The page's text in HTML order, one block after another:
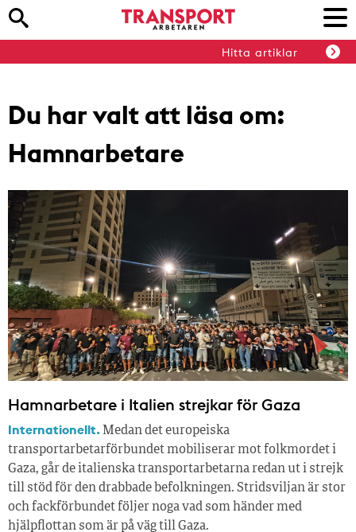
Hitta artiklar
Du har valt att läsa om:
Hamnarbetare
Hamnarbetare i Italien strejkar för Gaza
Internationellt. Medan det europeiska
transportarbetarförbundet mobiliserar mot folkmordet i
Gaza, går de italienska transportarbetarna redan ut i strejk
till stöd för den drabbade befolkningen. Stridsviljan är stor
och fackförbundet följer noga vad som händer med
hjälpflottan som är på väg till Gaza.